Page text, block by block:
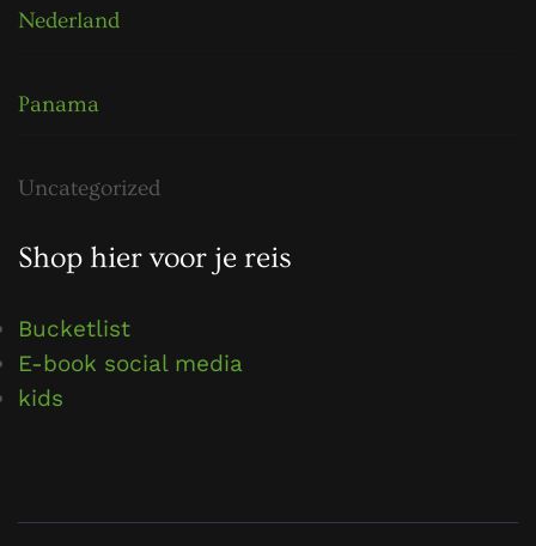
Nederland
Panama
Uncategorized
Shop hier voor je reis
Bucketlist
E-book social media
kids